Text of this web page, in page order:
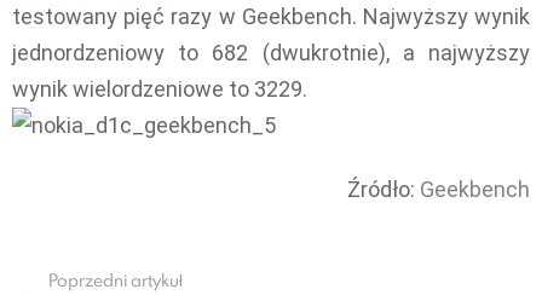
testowany pięć razy w Geekbench. Najwyższy wynik
jednordzeniowy to 682 (dwukrotnie), a najwyższy
wynik wielordzeniowe to 3229.
Źródło: Geekbench
Poprzedni artykuł